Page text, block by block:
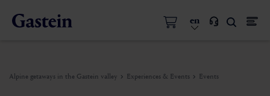
en
Alpine getaways in the Gastein valley Experiences & Events Events